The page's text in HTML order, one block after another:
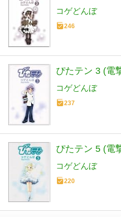
コゲどんぼ
246
ぴたテン 3 (電
コゲどんぼ
237
ぴたテン 5 (電
コゲどんぼ
220